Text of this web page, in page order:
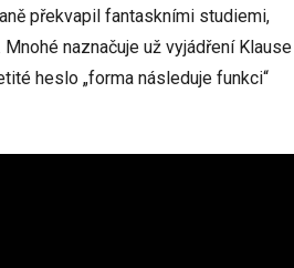
překvapil fantaskními studiemi,
naznačuje už vyjádření Klause
heslo „forma následuje funkci“